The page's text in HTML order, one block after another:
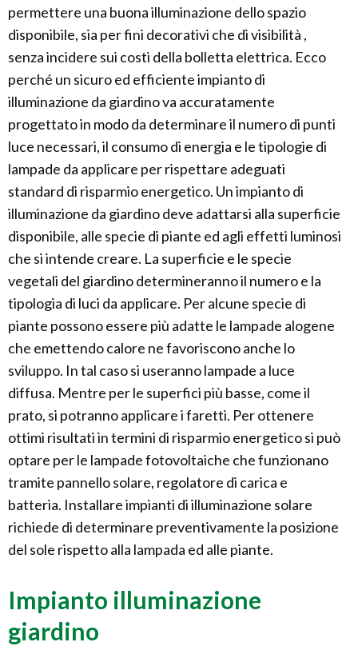
permettere una buona illuminazione dello spazio
disponibile, sia per fini decorativi che di visibilità ,
senza incidere sui costi della bolletta elettrica. Ecco
perché un sicuro ed efficiente impianto di
illuminazione da giardino va accuratamente
progettato in modo da determinare il numero di punti
luce necessari, il consumo di energia e le tipologie di
lampade da applicare per rispettare adeguati
standard di risparmio energetico. Un impianto di
illuminazione da giardino deve adattarsi alla superficie
disponibile, alle specie di piante ed agli effetti luminosi
che si intende creare. La superficie e le specie
vegetali del giardino determineranno il numero e la
tipologia di luci da applicare. Per alcune specie di
piante possono essere più adatte le lampade alogene
che emettendo calore ne favoriscono anche lo
sviluppo. In tal caso si useranno lampade a luce
diffusa. Mentre per le superfici più basse, come il
prato, si potranno applicare i faretti. Per ottenere
ottimi risultati in termini di risparmio energetico si può
optare per le lampade fotovoltaiche che funzionano
tramite pannello solare, regolatore di carica e
batteria. Installare impianti di illuminazione solare
richiede di determinare preventivamente la posizione
del sole rispetto alla lampada ed alle piante.
Impianto illuminazione
giardino